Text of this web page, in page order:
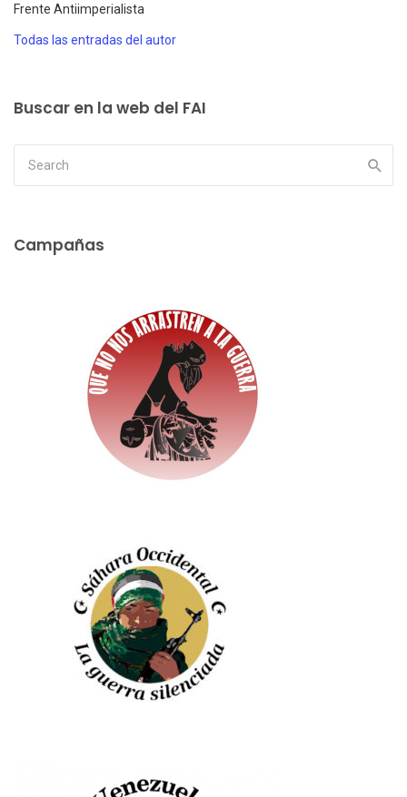
Frente Antiimperialista
Todas las entradas del autor
Buscar en la web del FAI
Campañas